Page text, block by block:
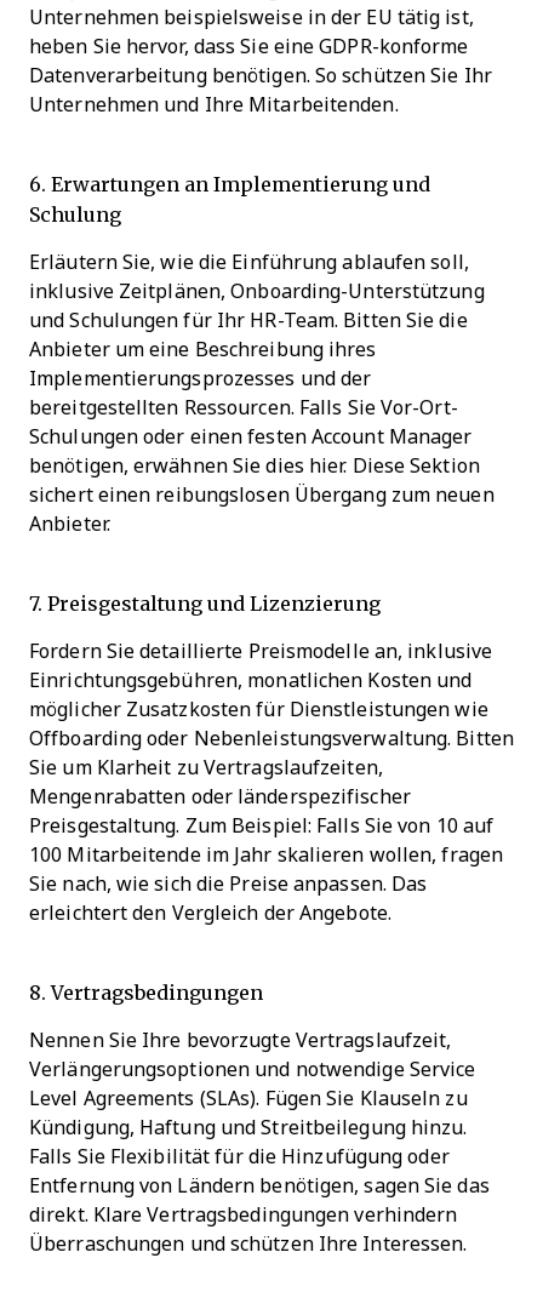
Unternehmen beispielsweise in der EU tätig ist,
heben Sie hervor, dass Sie eine GDPR-konforme
Datenverarbeitung benötigen. So schützen Sie Ihr
Unternehmen und Ihre Mitarbeitenden.
6. Erwartungen an Implementierung und
Schulung
Erläutern Sie, wie die Einführung ablaufen soll,
inklusive Zeitplänen, Onboarding-Unterstützung
und Schulungen für Ihr HR-Team. Bitten Sie die
Anbieter um eine Beschreibung ihres
Implementierungsprozesses und der
bereitgestellten Ressourcen. Falls Sie Vor-Ort-
Schulungen oder einen festen Account Manager
benötigen, erwähnen Sie dies hier. Diese Sektion
sichert einen reibungslosen Übergang zum neuen
Anbieter.
7. Preisgestaltung und Lizenzierung
Fordern Sie detaillierte Preismodelle an, inklusive
Einrichtungsgebühren, monatlichen Kosten und
möglicher Zusatzkosten für Dienstleistungen wie
Offboarding oder Nebenleistungsverwaltung. Bitten
Sie um Klarheit zu Vertragslaufzeiten,
Mengenrabatten oder länderspezifischer
Preisgestaltung. Zum Beispiel: Falls Sie von 10 auf
100 Mitarbeitende im Jahr skalieren wollen, fragen
Sie nach, wie sich die Preise anpassen. Das
erleichtert den Vergleich der Angebote.
8. Vertragsbedingungen
Nennen Sie Ihre bevorzugte Vertragslaufzeit,
Verlängerungsoptionen und notwendige Service
Level Agreements (SLAs). Fügen Sie Klauseln zu
Kündigung, Haftung und Streitbeilegung hinzu.
Falls Sie Flexibilität für die Hinzufügung oder
Entfernung von Ländern benötigen, sagen Sie das
direkt. Klare Vertragsbedingungen verhindern
Überraschungen und schützen Ihre Interessen.